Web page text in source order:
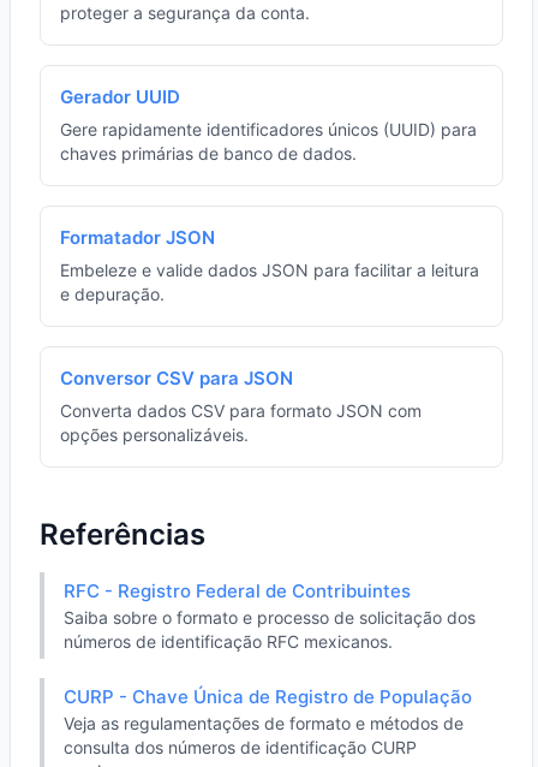
proteger a segurança da conta.
Gerador UUID
Gere rapidamente identificadores únicos (UUID) para
chaves primárias de banco de dados.
Formatador JSON
Embeleze e valide dados JSON para facilitar a leitura
e depuração.
Conversor CSV para JSON
Converta dados CSV para formato JSON com
opções personalizáveis.
Referências
RFC - Registro Federal de Contribuintes
Saiba sobre o formato e processo de solicitação dos
números de identificação RFC mexicanos.
CURP - Chave Única de Registro de População
Veja as regulamentações de formato e métodos de
consulta dos números de identificação CURP